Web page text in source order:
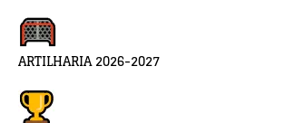
ARTILHARIA 2026-2027